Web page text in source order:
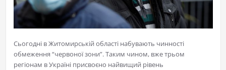
Сьогодні в Житомирській області набувають чинності
обмеження “червоної зони”. Таким чином, вже трьом
регіонам в Україні присвоєно найвищий рівень